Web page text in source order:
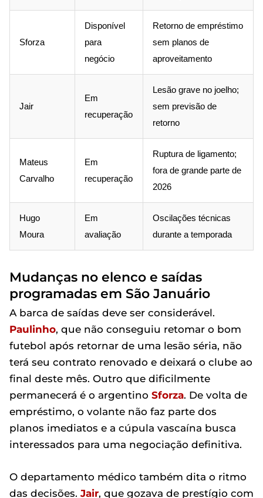
Sforza
Disponível
para
negócio
Retorno de empréstimo
sem planos de
aproveitamento
Jair
Em
recuperação
Lesão grave no joelho;
sem previsão de
retorno
Mateus
Carvalho
Em
recuperação
Ruptura de ligamento;
fora de grande parte de
2026
Hugo
Moura
Em
avaliação
Oscilações técnicas
durante a temporada
Mudanças no elenco e saídas
programadas em São Januário
A barca de saídas deve ser considerável.
Paulinho, que não conseguiu retomar o bom
futebol após retornar de uma lesão séria, não
terá seu contrato renovado e deixará o clube ao
final deste mês. Outro que dificilmente
permanecerá é o argentino Sforza. De volta de
empréstimo, o volante não faz parte dos
planos imediatos e a cúpula vascaína busca
interessados para uma negociação definitiva.
O departamento médico também dita o ritmo
das decisões. Jair, que gozava de prestígio com